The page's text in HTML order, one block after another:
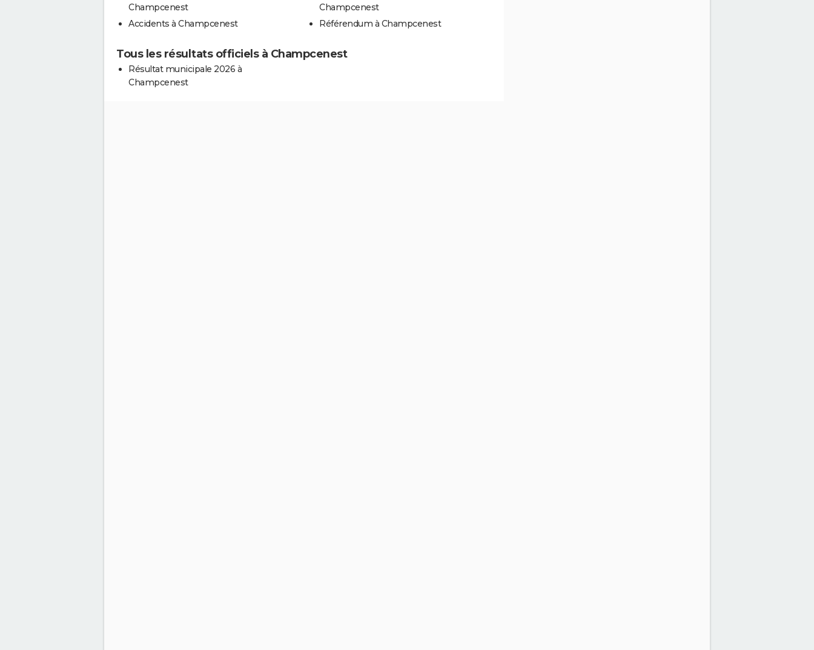
Champcenest
Accidents à Champcenest
Champcenest
Référendum à Champcenest
Tous les résultats officiels à Champcenest
Résultat municipale 2026 à
Champcenest